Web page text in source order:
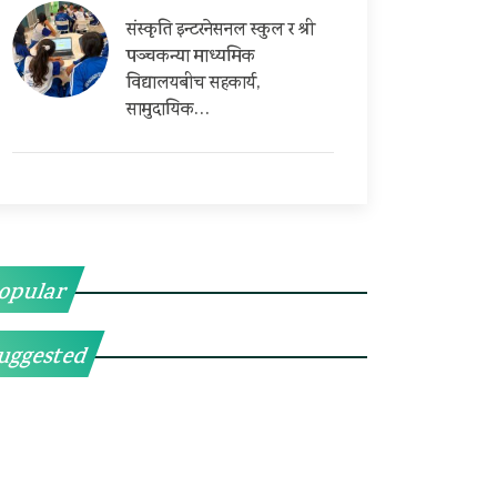
संस्कृति इन्टरनेसनल स्कुल र श्री
पञ्चकन्या माध्यमिक
विद्यालयबीच सहकार्य,
सामुदायिक…